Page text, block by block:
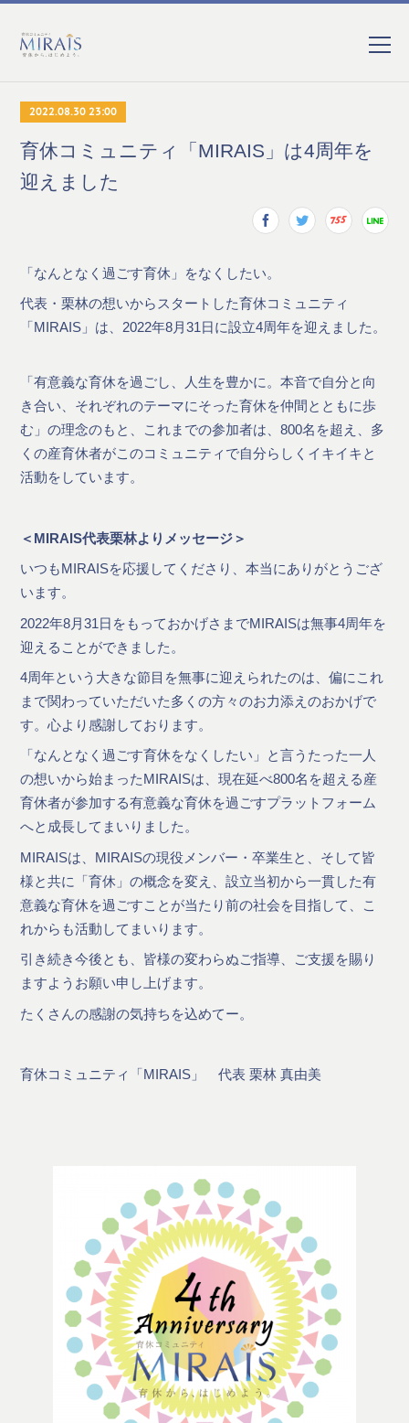
2022.08.30 23:00
育休コミュニティ「MIRAIS」は4周年を
迎えました
「なんとなく過ごす育休」をなくしたい。⠀
代表・栗林の想いからスタートした育休コミュニティ
「MIRAIS」は、2022年8月31日に設立4周年を迎えました。
「有意義な育休を過ごし、人生を豊かに。本音で自分と向
き合い、それぞれのテーマにそった育休を仲間とともに歩
む」の理念のもと、これまでの参加者は、800名を超え、多
くの産育休者がこのコミュニティで自分らしくイキイキと
活動をしています。
＜MIRAIS代表栗林よりメッセージ＞
いつもMIRAISを応援してくださり、本当にありがとうござ
います。
2022年8月31日をもっておかげさまでMIRAISは無事4周年を
迎えることができました。
4周年という大きな節目を無事に迎えられたのは、偏にこれ
まで関わっていただいた多くの方々のお力添えのおかげで
す。心より感謝しております。
「なんとなく過ごす育休をなくしたい」と言うたった一人
の想いから始まったMIRAISは、現在延べ800名を超える産
育休者が参加する有意義な育休を過ごすプラットフォーム
へと成長してまいりました。
MIRAISは、MIRAISの現役メンバー・卒業生と、そして皆
様と共に「育休」の概念を変え、設立当初から一貫した有
意義な育休を過ごすことが当たり前の社会を目指して、こ
れからも活動してまいります。
引き続き今後とも、皆様の変わらぬご指導、ご支援を賜り
ますようお願い申し上げます。
たくさんの感謝の気持ちを込めてー。
育休コミュニティ「MIRAIS」 代表 栗林 真由美